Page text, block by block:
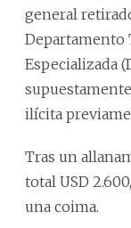
general
Departamento
Especializada
ilícita
Tras un
total USD
una coima.